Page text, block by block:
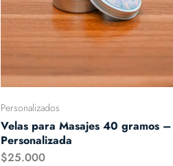
Personalizados
Velas para Masajes 40 gramos –
Personalizada
$25.000